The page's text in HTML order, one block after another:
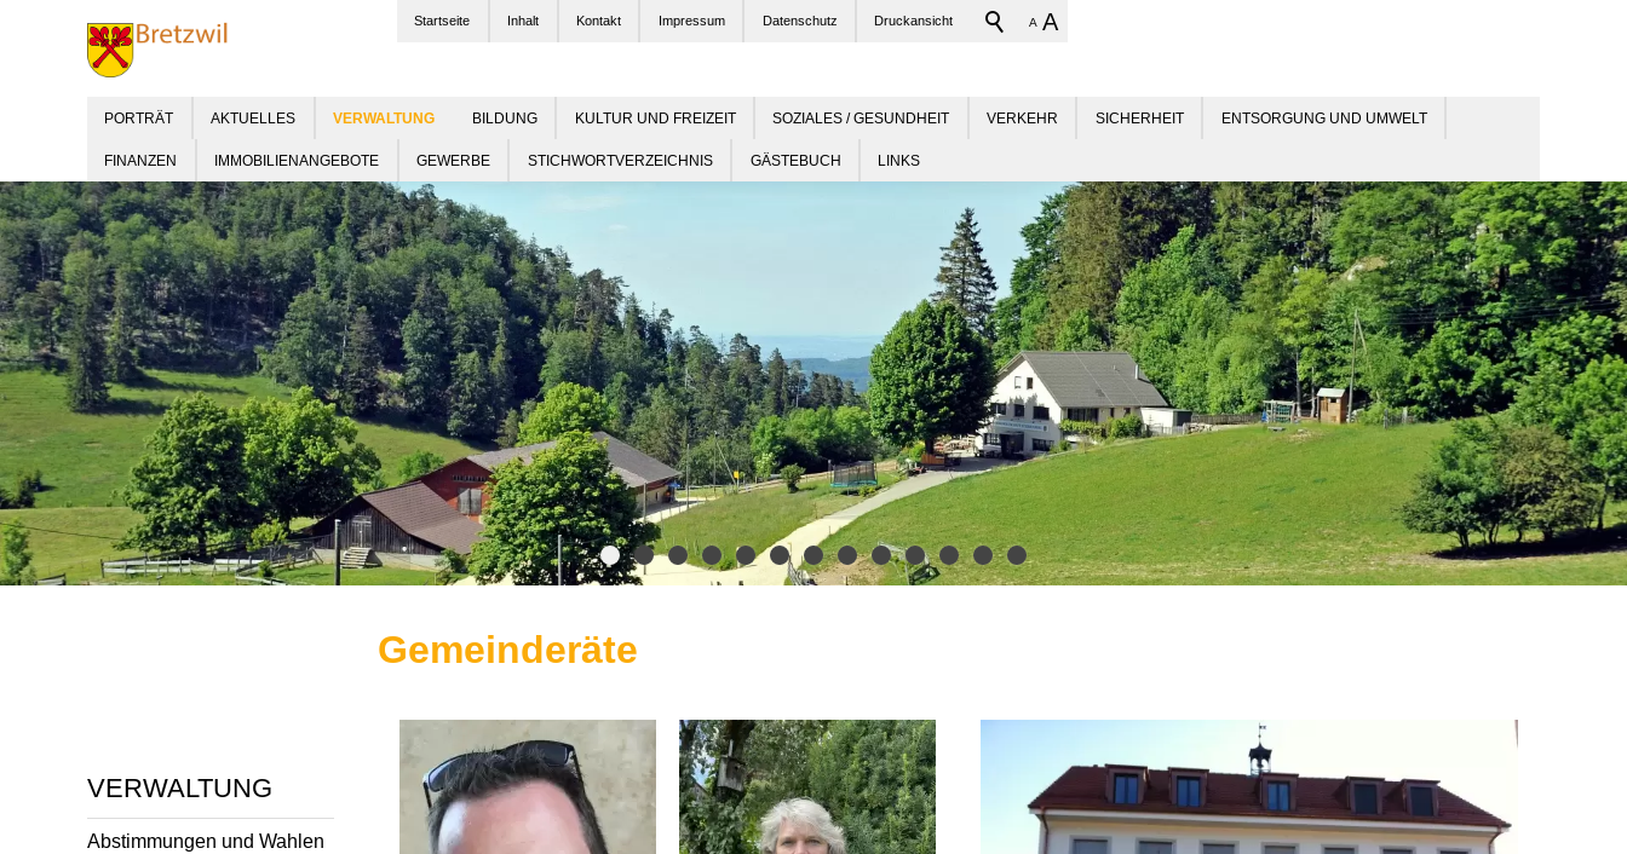
PORTRÄT AKTUELLES BILDUNG KULTUR UND FREIZEIT SOZIALES / GESUNDHEIT VERKEHR SICHERHEIT ENTSORGUNG UND UMWELT
FINANZEN IMMOBILIENANGEBOTE GEWERBE STICHWORTVERZEICHNIS GÄSTEBUCH LINKS
Startseite Inhalt Kontakt Impressum Datenschutz Druckansicht A A
VERWALTUNG
Abstimmungen und Wahlen
Gemeinderäte